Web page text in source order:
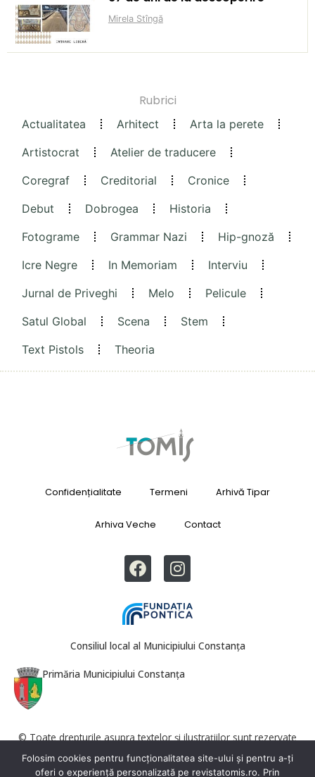
Mirela Stîngă
Rubrici
Actualitatea Arhitect
Arta la perete
Artistocrat
Atelier de traducere
Coregraf
Creditorial
Cronice
Debut
Dobrogea
Historia
Fotograme
Grammar Nazi
Hip-gnoză
Icre Negre
In Memoriam
Interviu
Jurnal de Priveghi
Melo
Pelicule
Satul Global
Scena
Stem
Text Pistols
Theoria
Confidențialitate Termeni Arhivă Tipar
Arhiva Veche Contact
Consiliul local al Municipiului Constanța
Primăria Municipiului Constanța
© Toate drepturile asupra textelor și ilustrațiilor sunt rezervate
Revista Tomis. Reproducerea totală sau parțială este interzisă fără
acordul redacției.
Folosim cookies pentru funcționalitatea site-ului și pentru a-ți
oferi o experiență personalizată pe revistatomis.ro. Prin